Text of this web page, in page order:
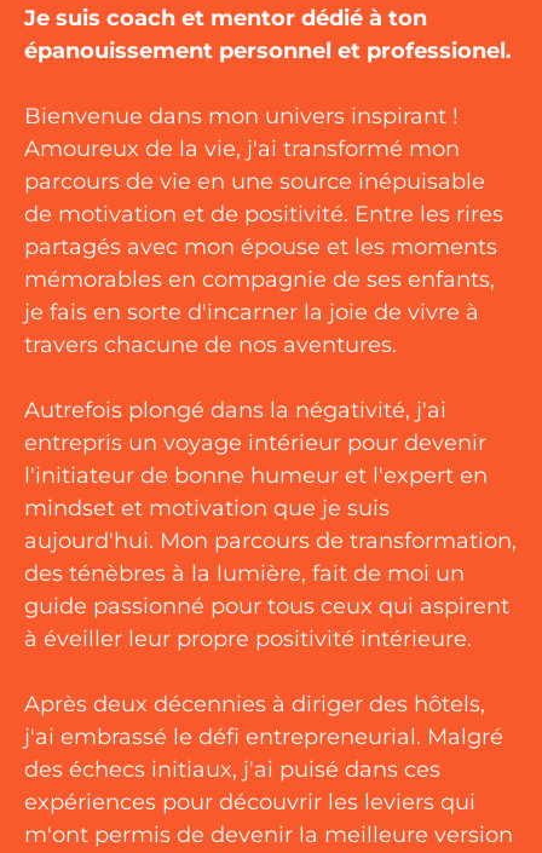
Je suis coach et mentor dédié à ton
épanouissement personnel et professionel.
Bienvenue dans mon univers inspirant !
Amoureux de la vie, j'ai transformé mon
parcours de vie en une source inépuisable
de motivation et de positivité. Entre les rires
partagés avec mon épouse et les moments
mémorables en compagnie de ses enfants,
je fais en sorte d'incarner la joie de vivre à
travers chacune de nos aventures.
Autrefois plongé dans la négativité, j'ai
entrepris un voyage intérieur pour devenir
l'initiateur de bonne humeur et l'expert en
mindset et motivation que je suis
aujourd'hui. Mon parcours de transformation,
des ténèbres à la lumière, fait de moi un
guide passionné pour tous ceux qui aspirent
à éveiller leur propre positivité intérieure.
Après deux décennies à diriger des hôtels,
j'ai embrassé le défi entrepreneurial. Malgré
des échecs initiaux, j'ai puisé dans ces
expériences pour découvrir les leviers qui
m'ont permis de devenir la meilleure version